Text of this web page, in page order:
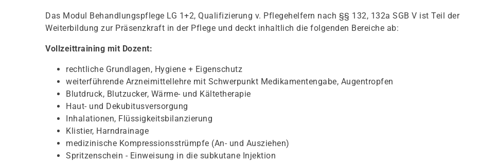
Das Modul Behandlungspflege LG 1+2, Qualifizierung v. Pflegehelfern nach §§ 132, 132a SGB V ist Teil der
Weiterbildung zur Präsenzkraft in der Pflege und deckt inhaltlich die folgenden Bereiche ab:
Vollzeittraining mit Dozent:
rechtliche Grundlagen, Hygiene + Eigenschutz
weiterführende Arzneimittellehre mit Schwerpunkt Medikamentengabe, Augentropfen
Blutdruck, Blutzucker, Wärme- und Kältetherapie
Haut- und Dekubitusversorgung
Inhalationen, Flüssigkeitsbilanzierung
Klistier, Harndrainage
medizinische Kompressionsstrümpfe (An- und Ausziehen)
Spritzenschein - Einweisung in die subkutane Injektion
Datenschutzhinweis